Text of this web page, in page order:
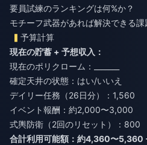
要員試練のランキングは何%か？
モチーフ武器があれば解決できる
予算計算
現在の貯蓄 + 予想収入：
現在のポリクローム：_______
確定天井の状態：はい/いいえ
デイリー任務（26日分）：1,560
イベント報酬：約2,000〜3,000
式輿防衛（2回のリセット）：800
合計利用可能額：約4,360〜5,360